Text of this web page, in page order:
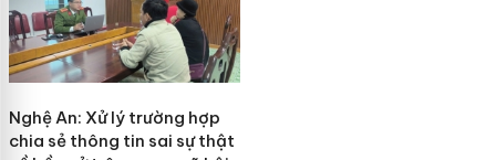
Nghệ An: Xử lý trường hợp
chia sẻ thông tin sai sự thật